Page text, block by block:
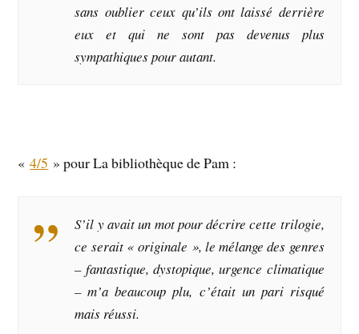
sans oublier ceux qu’ils ont laissé derrière
eux et qui ne sont pas devenus plus
sympathiques pour autant.
«4/5 » pour La bibliothèque de Pam :
S’il y avait un mot pour décrire cette trilogie,
ce serait « originale », le mélange des genres
– fantastique, dystopique, urgence climatique
– m’a beaucoup plu, c’était un pari risqué
mais réussi.